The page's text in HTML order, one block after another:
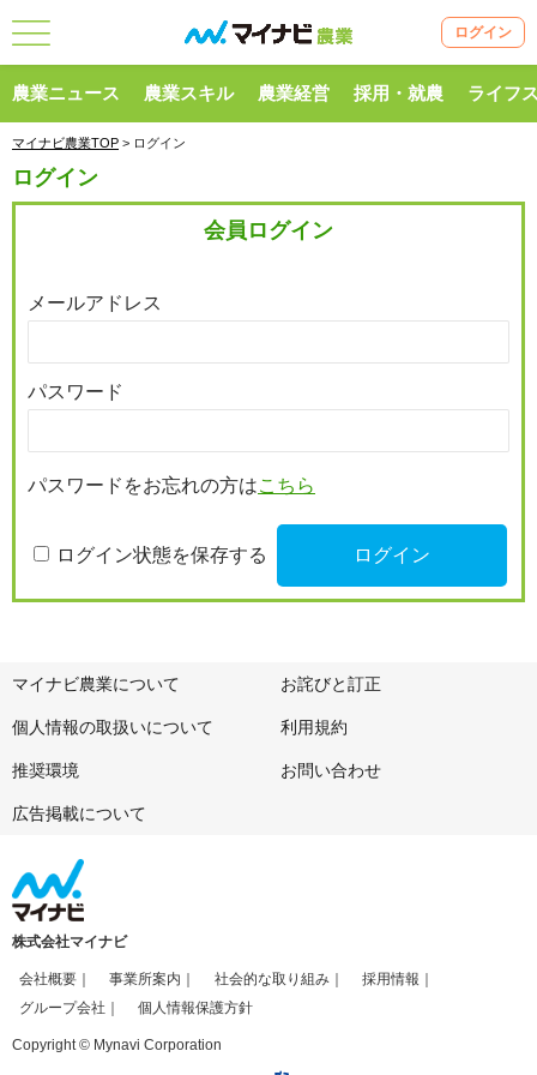
ログイン
農業ニュース 農業スキル 農業経営 採用・就農 ライフ
マイナビ農業TOP > ログイン
ログイン
会員ログイン
メールアドレス
パスワード
パスワードをお忘れの方はこちら
ログイン状態を保存する
マイナビ農業について お詫びと訂正
個人情報の取扱いについて 利用規約
推奨環境 お問い合わせ
広告掲載について
株式会社マイナビ
会社概要 事業所案内 社会的な取り組み
採用情報
グループ会社
個人情報保護方針
Copyright © Mynavi Corporation